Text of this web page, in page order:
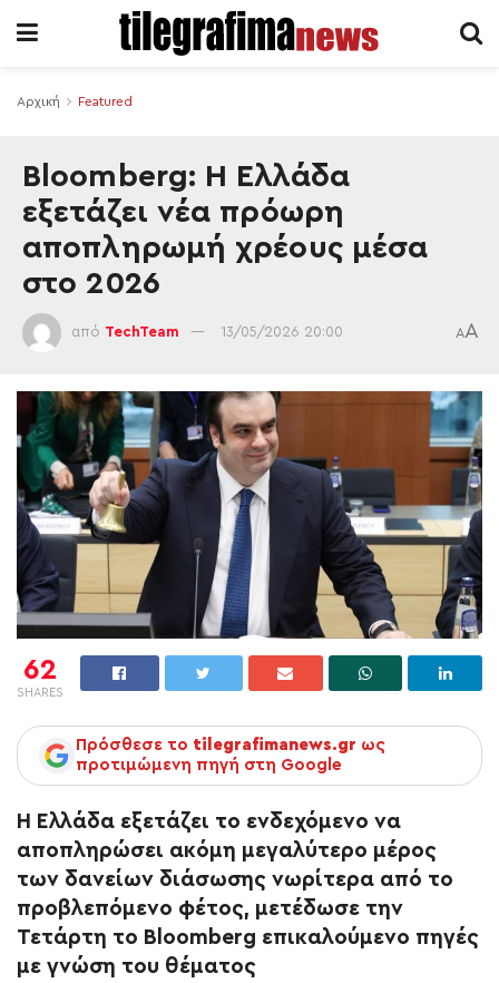
Αρχική Featured
Bloomberg: Η Ελλάδα
εξετάζει νέα πρόωρη
αποπληρωμή χρέους μέσα
στο 2026
από TechTeam 13/05/2026 20:00 AA
62
SHARES
Πρόσθεσε το tilegrafimanews.gr ως
προτιμώμενη πηγή στη Google
Η Ελλάδα εξετάζει το ενδεχόμενο να
αποπληρώσει ακόμη μεγαλύτερο μέρος
των δανείων διάσωσης νωρίτερα από το
προβλεπόμενο φέτος, μετέδωσε την
Τετάρτη το Bloomberg επικαλούμενο πηγές
με γνώση του θέματος